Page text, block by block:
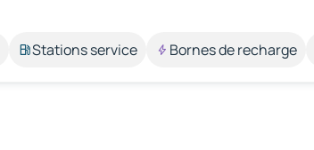
Stations service Bornes de recharge